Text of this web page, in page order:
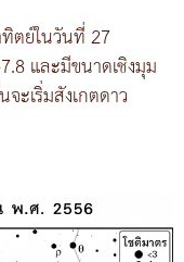
ตย์ในวันที่ 27
และมีขนาดเชิงมุม
เริ่มสังเกตดาว